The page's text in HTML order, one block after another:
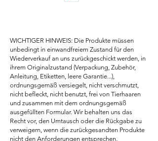
WICHTIGER HINWEIS: Die Produkte müssen
unbedingt in einwandfreiem Zustand für den
Wiederverkauf an uns zurückgeschickt werden, in
ihrem Originalzustand (Verpackung, Zubehör,
Anleitung, Etiketten, leere Garantie...),
ordnungsgemäß versiegelt, nicht verschmutzt,
nicht befleckt, nicht benutzt, frei von Tierhaaren
und zusammen mit dem ordnungsgemäß
ausgefüllten Formular. Wir behalten uns das
Recht vor, den Umtausch oder die Rückgabe zu
verweigern, wenn die zurückgesandten Produkte
nicht den Anforderungen entsprechen.